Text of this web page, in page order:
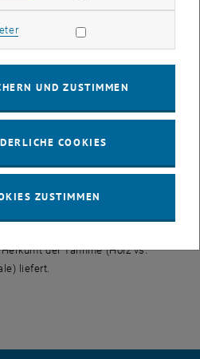
bestimmt dann das subjektive Gefühl
der neu entwickelte Sensor
sie im Mund vorkommen, werden
Tannine im Rotwein
mit den Eiweißmolekülen. Die
Infrarot-Spektren der
den Eiweißmolekülen und
der Tannine (Holz vs.
liefert.
Marketing Cookies zulassen
UND ZUSTIMMEN
COOKIES
ZUSTIMMEN